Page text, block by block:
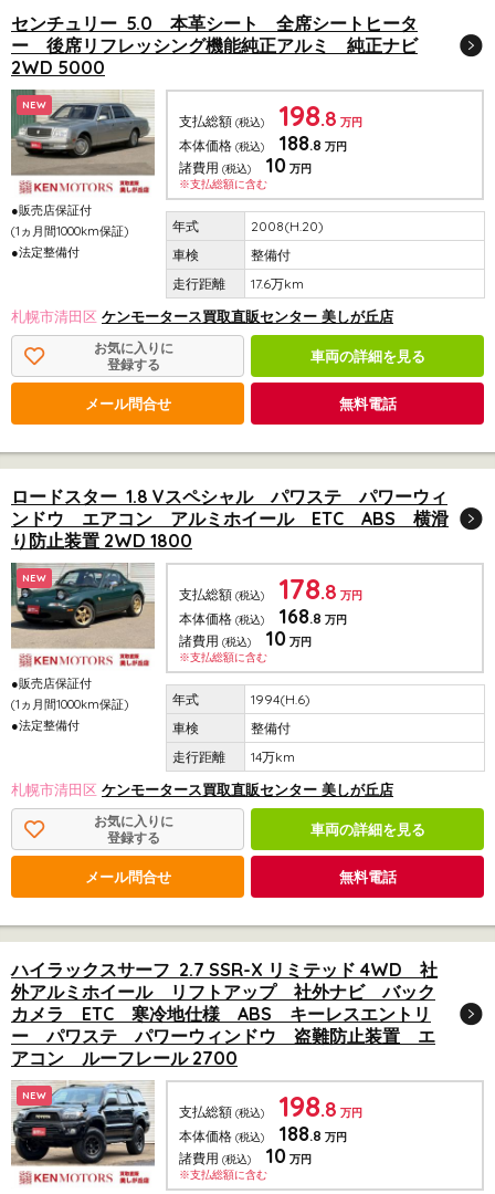
センチュリー 5.0 本革シート 全席シートヒータ
ー 後席リフレッシング機能純正アルミ 純正ナビ
2WD 5000
NEW
●販売店保証付
(1ヵ月間1000km保証)
●法定整備付
支払総額 (税込) 198.8 万円
本体価格 (税込) 188.8 万円
諸費用 (税込) 10 万円
※支払総額に含む
2008(H.20)
整備付
17.6万km
札幌市清田区 ケンモータース買取直販センター 美しが丘店
お気に入りに
登録する
車両の詳細を見る
メール問合せ 無料電話
ロードスター 1.8 Vスペシャル パワステ パワーウィ
ンドウ エアコン アルミホイール ETC ABS 横滑
り防止装置 2WD 1800
NEW
●販売店保証付
(1ヵ月間1000km保証)
●法定整備付
支払総額 (税込) 178.8 万円
本体価格 (税込) 168.8 万円
諸費用 (税込) 10 万円
※支払総額に含む
1994(H.6)
整備付
14万km
札幌市清田区 ケンモータース買取直販センター 美しが丘店
お気に入りに
登録する
車両の詳細を見る
メール問合せ 無料電話
ハイラックスサーフ 2.7 SSR-X リミテッド 4WD 社
外アルミホイール リフトアップ 社外ナビ バック
カメラ ETC 寒冷地仕様 ABS キーレスエントリ
ー パワステ パワーウィンドウ 盗難防止装置 エ
アコン ルーフレール 2700
NEW
支払総額 (税込) 198.8 万円
本体価格 (税込) 188.8 万円
諸費用 (税込) 10 万円
※支払総額に含む